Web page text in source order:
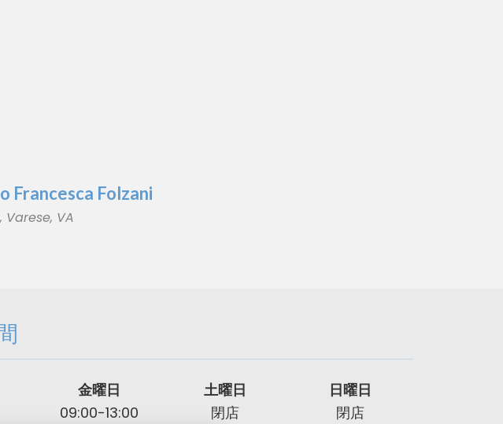
Francesca Folzani
Varese, VA
金曜日
09:00-13:00
土曜日
閉店
日曜日
閉店